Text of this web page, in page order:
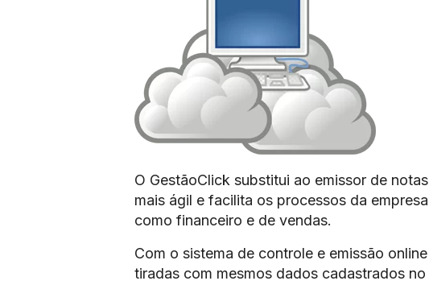
O GestãoClick substitui ao emissor de
mais ágil e facilita os processos da
como financeiro e de vendas.
Com o sistema de controle e emissão
tiradas com mesmos dados cadastrados